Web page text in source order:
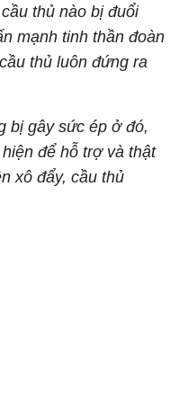
thủ nào bị đuổi
mạnh tinh thần đoàn
thủ luôn đứng ra
bị gây sức ép ở đó,
để hỗ trợ và thật
xô đẩy, cầu thủ